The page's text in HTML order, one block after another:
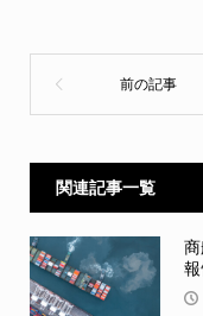
関連記事一覧